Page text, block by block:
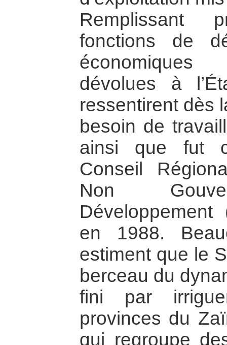
Remplissant
fonctions de
économiques
dévolues à
ressentirent dès
besoin de
ainsi que fut
Conseil
Non
en 1988.
estiment que le
berceau du
fini par
provinces du
qui regroupe